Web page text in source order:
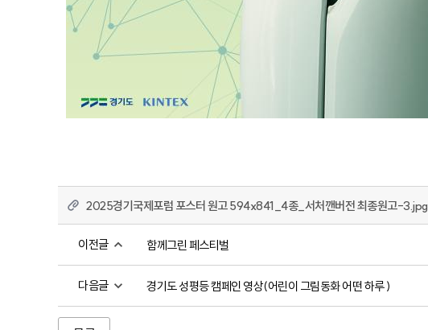
2025경기국제포럼 포스터 원고 594x841_4종_서처깬버전 최종원고-3.jpg
이전글 함께그린 페스티벌
다음글 경기도 성평등 캠페인 영상(어린이 그림동화 어떤 하루 )